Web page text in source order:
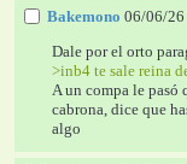
Bakemono 06/06/26
Dale por el orto
>inb4 te sale reina
A un compa le pasó
cabrona, dice que
algo